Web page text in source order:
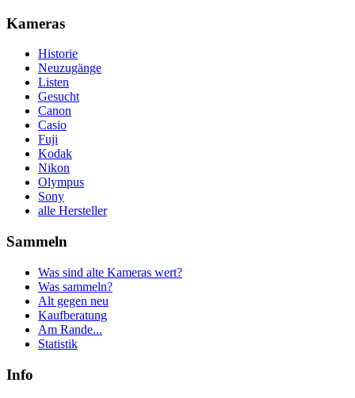
Kameras
Historie
Neuzugänge
Listen
Gesucht
Canon
Casio
Fuji
Kodak
Nikon
Olympus
Sony
alle Hersteller
Sammeln
Was sind alte Kameras wert?
Was sammeln?
Alt gegen neu
Kaufberatung
Am Rande...
Statistik
Info